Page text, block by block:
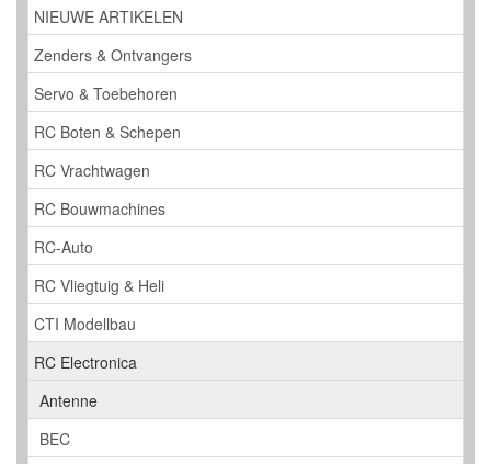
NIEUWE ARTIKELEN
Zenders & Ontvangers
Servo & Toebehoren
RC Boten & Schepen
RC Vrachtwagen
RC Bouwmachines
RC-Auto
RC Vliegtuig & Heli
CTI Modellbau
RC Electronica
Antenne
BEC